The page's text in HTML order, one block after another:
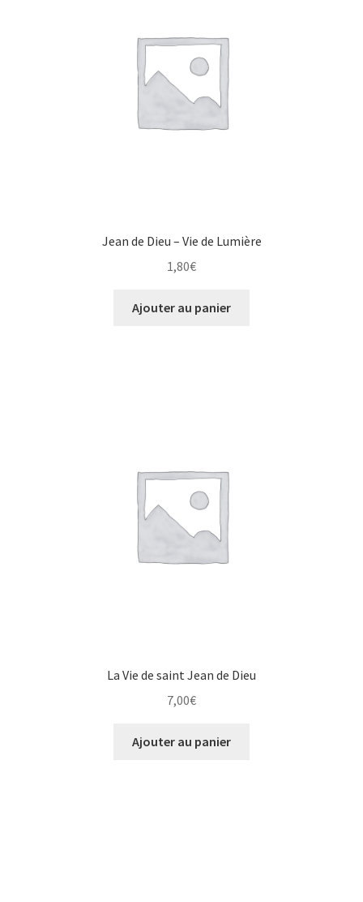
Jean de Dieu – Vie de Lumière
1,80€
Ajouter au panier
La Vie de saint Jean de Dieu
7,00€
Ajouter au panier